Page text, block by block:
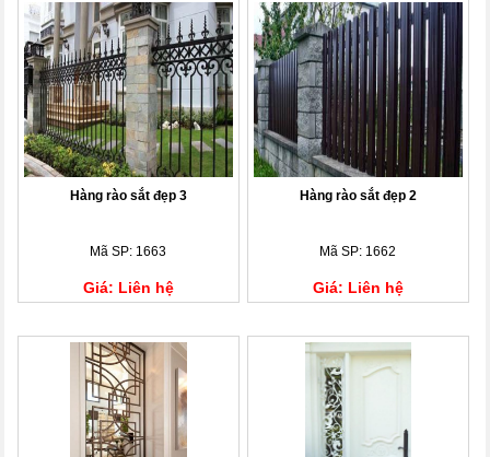
Hàng rào sắt đẹp 3
Mã SP: 1663
Giá: Liên hệ
Hàng rào sắt đẹp 2
Mã SP: 1662
Giá: Liên hệ